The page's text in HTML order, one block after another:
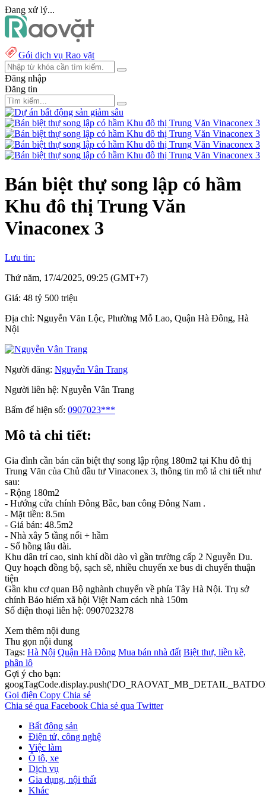
Đang xử lý...
Gói dịch vụ Rao vặt
Đăng nhập
Đăng tin
Bán biệt thự song lập có hầm
Khu đô thị Trung Văn
Vinaconex 3
Lưu tin:
Thứ năm, 17/4/2025, 09:25 (GMT+7)
Giá: 48 tỷ 500 triệu
Địa chỉ: Nguyễn Văn Lộc, Phường Mỗ Lao, Quận Hà Đông, Hà
Nội
Người đăng: Nguyễn Vân Trang
Người liên hệ: Nguyễn Vân Trang
Bấm để hiện số: 0907023***
Mô tả chi tiết:
Gia đình cần bán căn biệt thự song lập rộng 180m2 tại Khu đô thị
Trung Văn của Chủ đầu tư Vinaconex 3, thông tin mô tả chi tiết như
sau:
- Rộng 180m2
- Hướng cửa chính Đông Bắc, ban công Đông Nam .
- Mặt tiền: 8.5m
- Giá bán: 48.5m2
- Nhà xây 5 tầng nổi + hầm
- Sổ hồng lâu dài.
Khu dân trí cao, sinh khí dồi dào vì gần trường cấp 2 Nguyễn Du.
Quy hoạch đồng bộ, sạch sẽ, nhiều chuyến xe bus di chuyển thuận
tiện
Gần khu cơ quan Bộ nghành chuyển về phía Tây Hà Nội. Trụ sở
chính Bảo hiểm xã hội Việt Nam cách nhà 150m
Số điện thoại liên hệ: 0907023278
Xem thêm nội dung
Thu gọn nội dung
Tags: Hà Nội Quận Hà Đông Mua bán nhà đất Biệt thự, liền kề,
phân lô
Gợi ý cho bạn:
Gọi điện Copy Chia sẻ
Chia sẻ qua Facebook Chia sẻ qua Twitter
Bất động sản
Điện tử, công nghệ
Việc làm
Ô tô, xe
Dịch vụ
Gia dụng, nội thất
Khác